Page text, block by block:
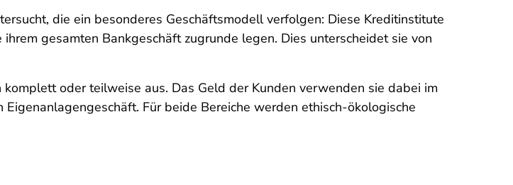
die ein besonderes Geschäftsmodell verfolgen: Diese Kreditinstitute
gesamten Bankgeschäft zugrunde legen. Dies unterscheidet sie von
oder teilweise aus. Das Geld der Kunden verwenden sie dabei im
Für beide Bereiche werden ethisch-ökologische